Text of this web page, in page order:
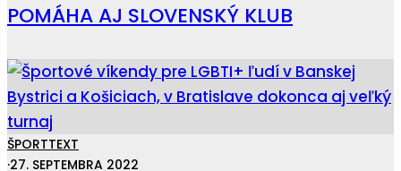
POMÁHA AJ SLOVENSKÝ KLUB
ŠPORTTEXT
·27. SEPTEMBRA 2022